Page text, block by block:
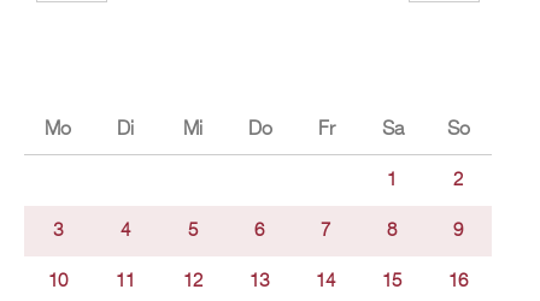
Mo Di Mi Do Fr Sa So
1 2
3 4 5 6 7 8 9
10 11 12 13 14 15 16